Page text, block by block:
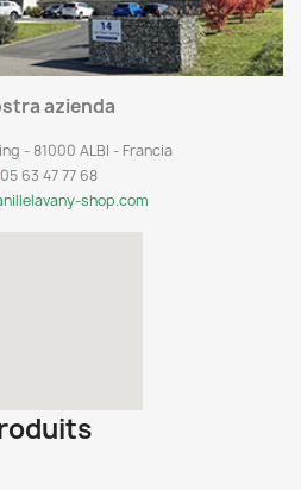
azienda
- 81000 ALBI - Francia
05 63 47 77 68
shop.com